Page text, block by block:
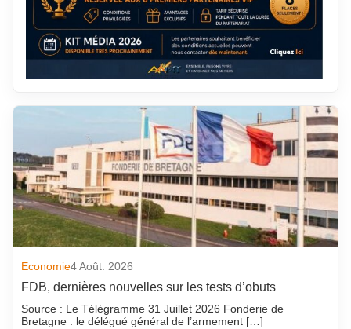
Economie4 Août. 2026
FDB, dernières nouvelles sur les tests d’obuts
Source : Le Télégramme 31 Juillet 2026 Fonderie de
Bretagne : le délégué général de l’armement […]